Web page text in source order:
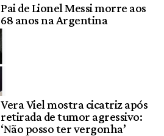
Pai de Lionel Messi morre aos
68 anos na Argentina
Vera Viel mostra cicatriz após
retirada de tumor agressivo:
‘Não posso ter vergonha’